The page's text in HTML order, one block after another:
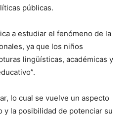
públicas.
a estudiar el fenómeno de la
ya que los niños
lingüísticas, académicas y
lo cual se vuelve un aspecto
y la posibilidad de potenciar su